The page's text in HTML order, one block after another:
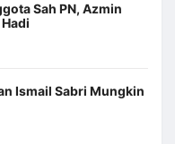
Sah PN, Azmin
Ismail Sabri Mungkin